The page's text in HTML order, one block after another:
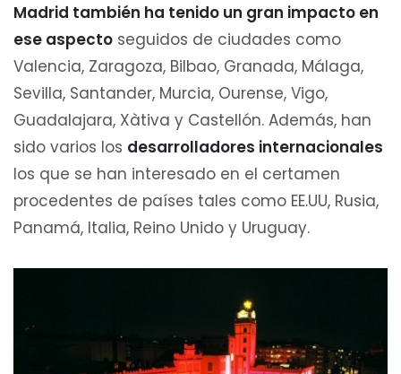
Madrid también ha tenido un gran impacto en
ese aspecto seguidos de ciudades como
Valencia, Zaragoza, Bilbao, Granada, Málaga,
Sevilla, Santander, Murcia, Ourense, Vigo,
Guadalajara, Xàtiva y Castellón. Además, han
sido varios los desarrolladores internacionales
los que se han interesado en el certamen
procedentes de países tales como EE.UU, Rusia,
Panamá, Italia, Reino Unido y Uruguay.